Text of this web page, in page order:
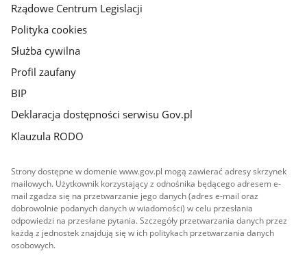
Rządowe Centrum Legislacji
Polityka cookies
Służba cywilna
Profil zaufany
BIP
Deklaracja dostępności serwisu Gov.pl
Klauzula RODO
Strony dostępne w domenie www.gov.pl mogą zawierać adresy skrzynek
mailowych. Użytkownik korzystający z odnośnika będącego adresem e-
mail zgadza się na przetwarzanie jego danych (adres e-mail oraz
dobrowolnie podanych danych w wiadomości) w celu przesłania
odpowiedzi na przesłane pytania. Szczegóły przetwarzania danych przez
każdą z jednostek znajdują się w ich politykach przetwarzania danych
osobowych.